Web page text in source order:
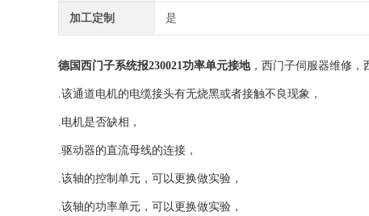
加工定制 是
德国西门子系统报230021功率单元接地，西门子伺服器维修，
.该通道电机的电缆接头有无烧黑或者接触不良现象，
.电机是否缺相，
.驱动器的直流母线的连接，
.该轴的控制单元，可以更换做实验，
.该轴的功率单元，可以更换做实验，